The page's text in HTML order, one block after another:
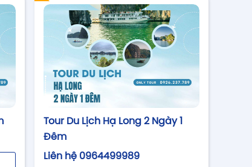
Tour Du Lịch Hạ Long 2 Ngày 1
Đêm
Liên hệ 0964499989